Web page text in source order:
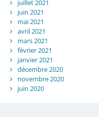
juillet 2021
juin 2021
mai 2021
avril 2021
mars 2021
février 2021
janvier 2021
décembre 2020
novembre 2020
juin 2020